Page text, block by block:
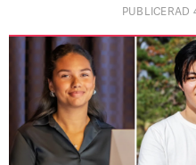
PUBLICERAD